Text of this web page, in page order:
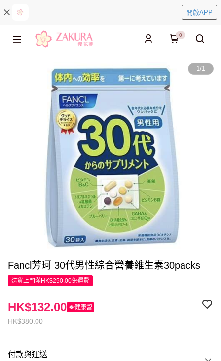
開啟APP
0
1/1
Fancl芳珂 30代男性綜合營養維生素30packs
送貨上門滿HK$250.00免運費
HK$380.00
HK$132.00 🍀健康營
付款與運送